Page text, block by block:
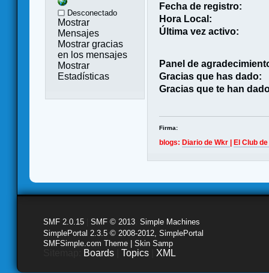
Desconectado
Mostrar
Mensajes
Mostrar gracias
en los mensajes
Mostrar
Estadísticas
Fecha de registro:
Hora Local:
Última vez activo:
Panel de
Gracias que has dado:
Gracias que te han
Firma:
blogs:Diario de Wkr |El Club
SMF 2.0.15 SMF © 2013 Simple Machines
SimplePortal 2.3.5 © 2008-2012, SimplePortal
SMFSimple.com Theme | Skin Samp
Boards Topics XML